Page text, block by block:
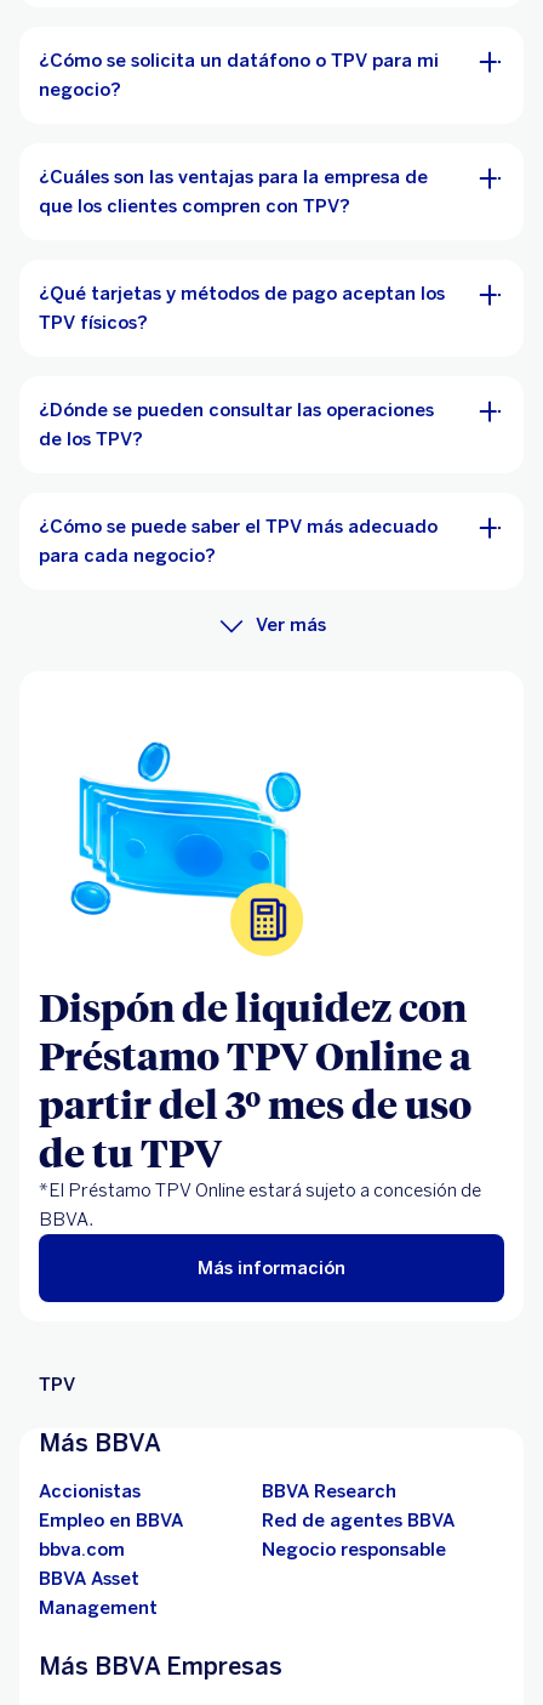
¿Cómo se solicita un datáfono o TPV para mi
negocio?
¿Cuáles son las ventajas para la empresa de
que los clientes compren con TPV?
¿Qué tarjetas y métodos de pago aceptan los
TPV físicos?
¿Dónde se pueden consultar las operaciones
de los TPV?
¿Cómo se puede saber el TPV más adecuado
para cada negocio?
Ver más
Dispón de liquidez con
Préstamo TPV Online a
partir del 3º mes de uso
de tu TPV
*El Préstamo TPV Online estará sujeto a concesión de
BBVA.
Más información
TPV
Más BBVA
Accionistas
BBVA Research
Empleo en BBVA
Red de agentes BBVA
bbva.com
Negocio responsable
BBVA Asset
Management
Más BBVA Empresas